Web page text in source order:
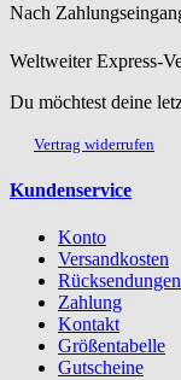
Nach
Weltweiter Express-
Du möchtest deine
Vertrag widerrufen
Kundenservice
Konto
Versandkosten
Rücksendungen
Zahlung
Kontakt
Größentabelle
Gutscheine